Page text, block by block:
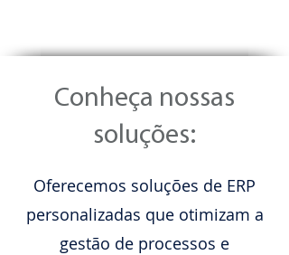
Conheça nossas
soluções:
Oferecemos soluções de ERP
personalizadas que otimizam a
gestão de processos e